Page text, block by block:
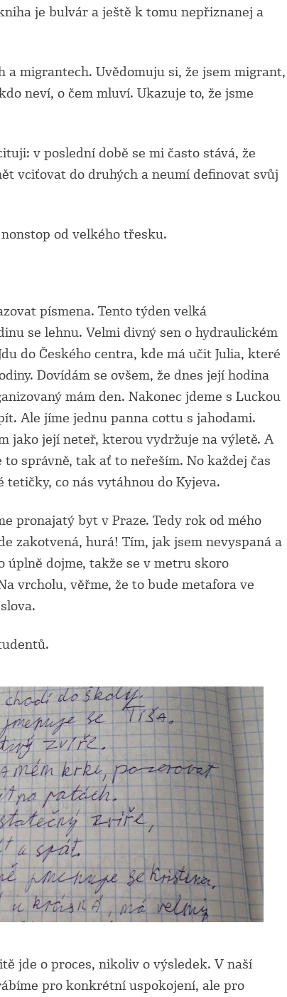
je bulvár a ještě k tomu nepřiznanej a
migrantech. Uvědomuju si, že jsem migrant,
neví, o čem mluví. Ukazuje to, že jsme
v poslední době se mi často stává, že
vciťovat do druhých a neumí definovat svůj
od velkého třesku.
písmena. Tento týden velká
se lehnu. Velmi divný sen o hydraulickém
do Českého centra, kde má učit Julia, které
Dovídám se ovšem, že dnes její hodina
mám den. Nakonec jdeme s Luckou
Ale jíme jednu panna cottu s jahodami.
jako její neteř, kterou vydržuje na výletě. A
správně, tak ať to neřeším. No každej čas
co nás vytáhnou do Kyjeva.
pronajatý byt v Praze. Tedy rok od mého
zakotvená, hurá! Tím, jak jsem nevyspaná a
úplně dojme, takže se v metru skoro
vrcholu, věřme, že to bude metafora ve
jde o proces, nikoliv o výsledek. V naší
pro konkrétní uspokojení, ale pro